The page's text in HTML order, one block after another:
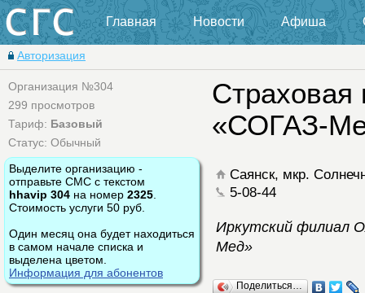
Главная Новости Афиша
Авторизация
Организация №304
299 просмотров
Тариф: Базовый
Статус: Обычный
Выделите организацию -
отправьте СМС с текстом
hhavip 304 на номер 2325
Стоимость услуги 50 руб.
Один месяц она будет находиться
в самом начале списка и
выделена цветом.
Информация для абонентов
Страховая
«СОГАЗ-
Саянск, мкр.
5-08-44
Иркутский филиал
Мед»
Поделиться…